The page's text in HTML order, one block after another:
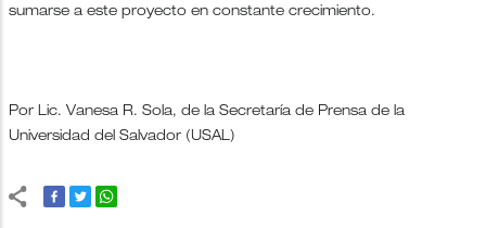
sumarse a este proyecto en constante crecimiento.
Por Lic. Vanesa R. Sola, de la Secretaría de Prensa de la
Universidad del Salvador (USAL)